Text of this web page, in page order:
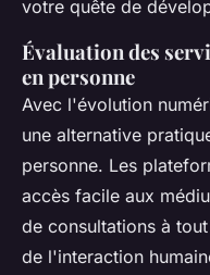
votre quête de
Évaluation des
en personne
Avec l'évolution
une alternative
personne. Les
accès facile aux
de consultations à
de l'interaction